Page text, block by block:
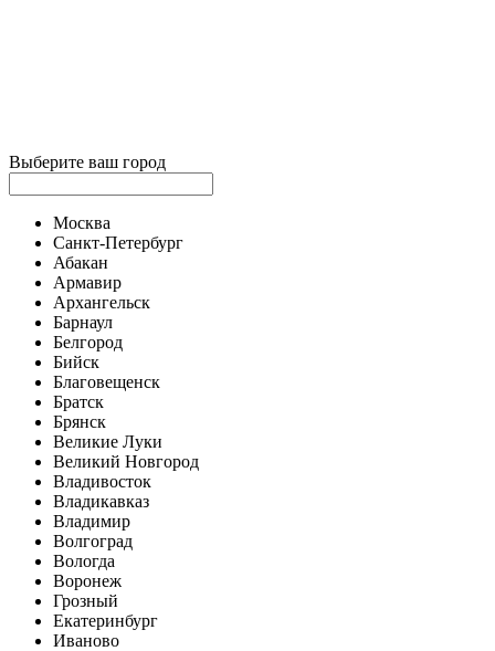
Выберите ваш город
Москва
Санкт-Петербург
Абакан
Армавир
Архангельск
Барнаул
Белгород
Бийск
Благовещенск
Братск
Брянск
Великие Луки
Великий Новгород
Владивосток
Владикавказ
Владимир
Волгоград
Вологда
Воронеж
Грозный
Екатеринбург
Иваново